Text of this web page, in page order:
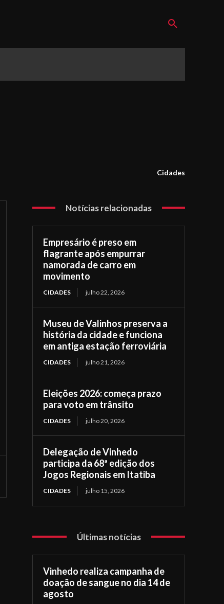
Cidades
Notícias relacionadas
Empresário é preso em
flagrante após empurrar
namorada de carro em
movimento
CIDADES julho 22, 2026
Museu de Valinhos preserva a
história da cidade e funciona
em antiga estação ferroviária
CIDADES julho 21, 2026
Eleições 2026: começa prazo
para voto em trânsito
CIDADES julho 20, 2026
Delegação de Vinhedo
participa da 68ª edição dos
Jogos Regionais em Itatiba
CIDADES julho 15, 2026
Últimas notícias
Vinhedo realiza campanha de
doação de sangue no dia 14 de
agosto